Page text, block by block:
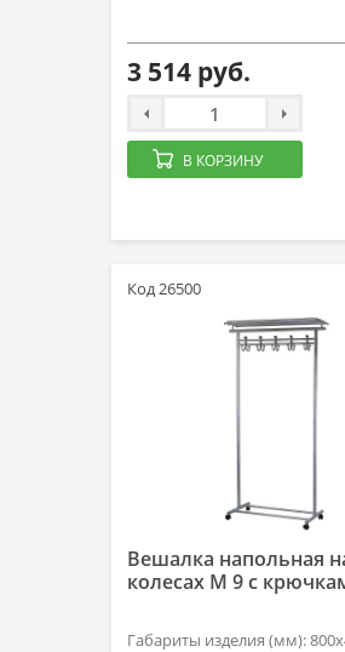
3 514 руб.
В КОРЗИНУ
Код 26500
Вешалка напольная
колесах М 9 с
Габариты изделия (мм):